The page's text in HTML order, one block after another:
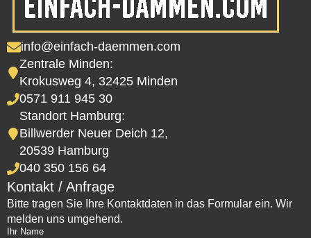
info@einfach-daemmen.com
Zentrale Minden:
Krokusweg 4, 32425 Minden
0571 911 945 30
Standort Hamburg:
Billwerder Neuer Deich 12,
20539 Hamburg
040 350 156 64
Kontakt / Anfrage
Bitte tragen Sie Ihre Kontaktdaten in das Formular ein. Wir
melden uns umgehend.
Ihr Name